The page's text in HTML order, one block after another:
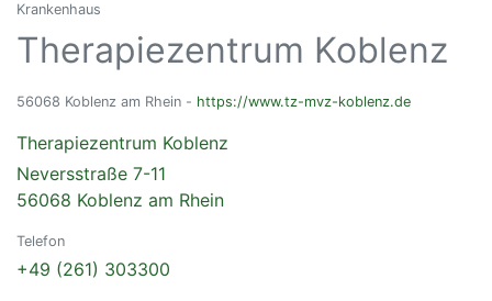
Krankenhaus
Therapiezentrum Koblenz
56068 Koblenz am Rhein - https://www.tz-mvz-koblenz.de
Therapiezentrum Koblenz
Neversstraße 7-11
56068 Koblenz am Rhein
Telefon
+49 (261) 303300